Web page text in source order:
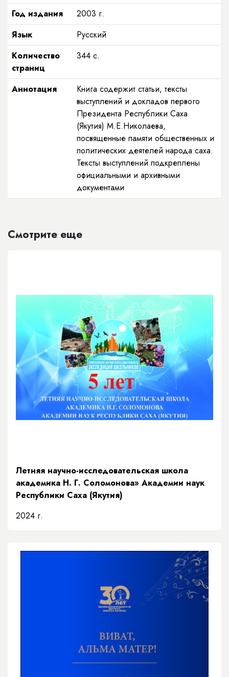
Год издания
2003 г.
Язык
Русский
Количество
страниц
344 с.
Аннотация
Книга содержит статьи, тексты
выступлений и докладов первого
Президента Республики Саха
(Якутия) М.Е.Николаева,
посвященные памяти общественных и
политических деятелей народа саха.
Тексты выступлений подкреплены
официальными и архивными
документами
Смотрите еще
Летняя научно-исследовательская школа
академика Н. Г. Соломонова» Академии наук
Республики Саха (Якутия)
2024 г.